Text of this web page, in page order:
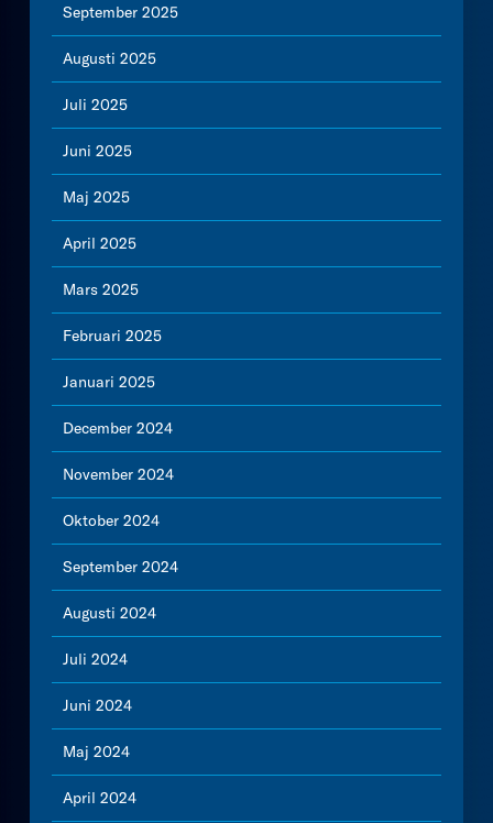
September 2025
Augusti 2025
Juli 2025
Juni 2025
Maj 2025
April 2025
Mars 2025
Februari 2025
Januari 2025
December 2024
November 2024
Oktober 2024
September 2024
Augusti 2024
Juli 2024
Juni 2024
Maj 2024
April 2024